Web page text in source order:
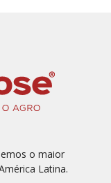
o maior
Latina.